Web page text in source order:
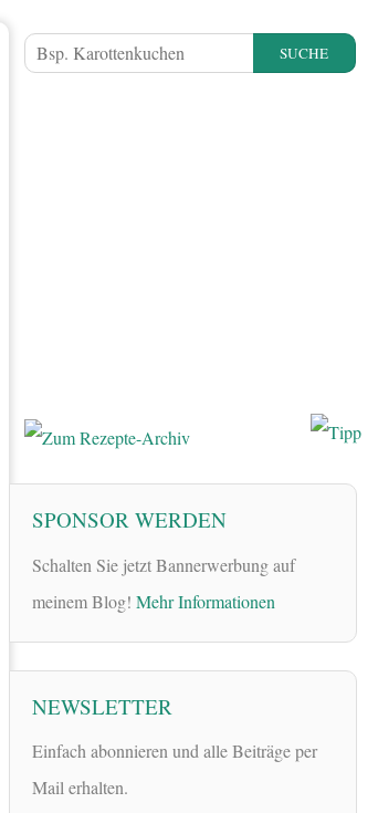
SUCHE
SPONSOR WERDEN
Schalten Sie jetzt Bannerwerbung auf
meinem Blog! Mehr Informationen
NEWSLETTER
Einfach abonnieren und alle Beiträge per
Mail erhalten.